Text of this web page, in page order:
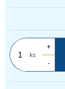
ks
+
-